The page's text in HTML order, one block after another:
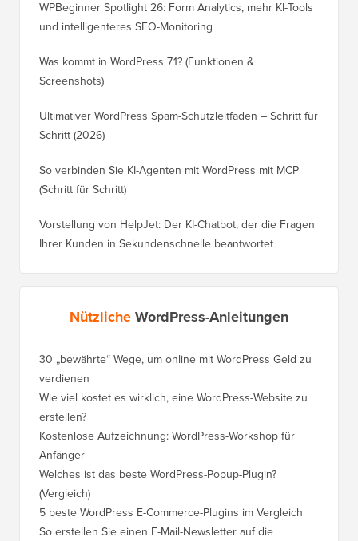
WPBeginner Spotlight 26: Form Analytics, mehr KI-Tools
und intelligenteres SEO-Monitoring
Was kommt in WordPress 7.1? (Funktionen &
Screenshots)
Ultimativer WordPress Spam-Schutzleitfaden – Schritt für
Schritt (2026)
So verbinden Sie KI-Agenten mit WordPress mit MCP
(Schritt für Schritt)
Vorstellung von HelpJet: Der KI-Chatbot, der die Fragen
Ihrer Kunden in Sekundenschnelle beantwortet
NützlicheWordPress-Anleitungen
30 „bewährte“ Wege, um online mit WordPress Geld zu
verdienen
Wie viel kostet es wirklich, eine WordPress-Website zu
erstellen?
Kostenlose Aufzeichnung: WordPress-Workshop für
Anfänger
Welches ist das beste WordPress-Popup-Plugin?
(Vergleich)
5 beste WordPress E-Commerce-Plugins im Vergleich
So erstellen Sie einen E-Mail-Newsletter auf die